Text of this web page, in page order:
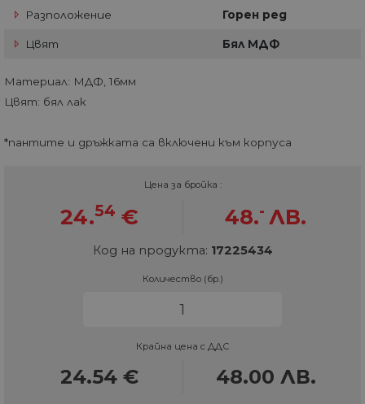
Разположение Горен ред
Цвят Бял МДФ
Материал: МДФ, 16мм
Цвят: бял лак
*пантите и дръжката са включени към корпуса
Цена за бройка :
24.54 € 48.- ЛВ.
Код на продукта: 17225434
Количество (бр.)
Крайна цена с ДДС
24.54 € 48.00 ЛВ.